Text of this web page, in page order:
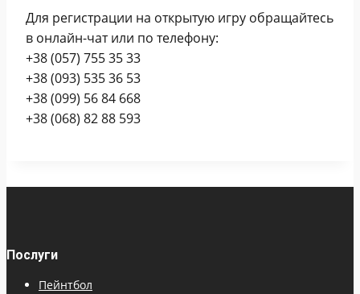
Для регистрации на открытую игру обращайтесь
в онлайн-чат или по телефону:
+38 (057) 755 35 33
+38 (093) 535 36 53
+38 (099) 56 84 668
+38 (068) 82 88 593
Послуги
Пейнтбол